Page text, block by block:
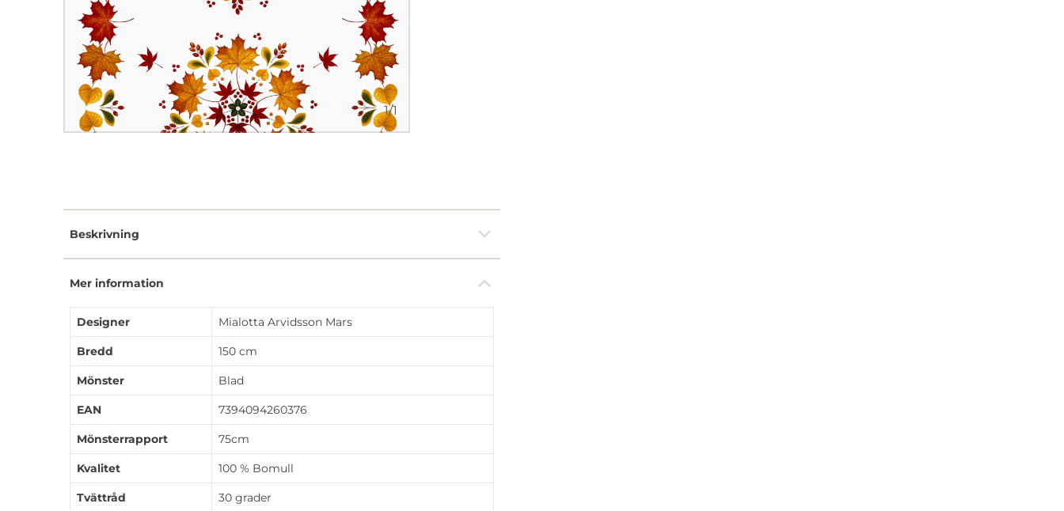
1/1
Beskrivning
Mer information
Designer Mialotta Arvidsson Mars
Bredd 150 cm
Mönster Blad
EAN 7394094260376
Mönsterrapport 75cm
Kvalitet 100 % Bomull
Tvättråd 30 grader